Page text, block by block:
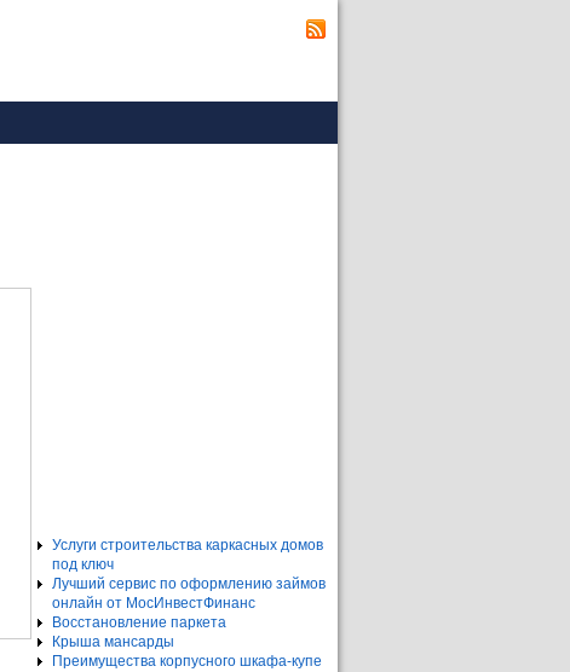
Услуги строительства каркасных домов
под ключ
Лучший сервис по оформлению займов
онлайн от МосИнвестФинанс
Восстановление паркета
Крыша мансарды
Преимущества корпусного шкафа-купе